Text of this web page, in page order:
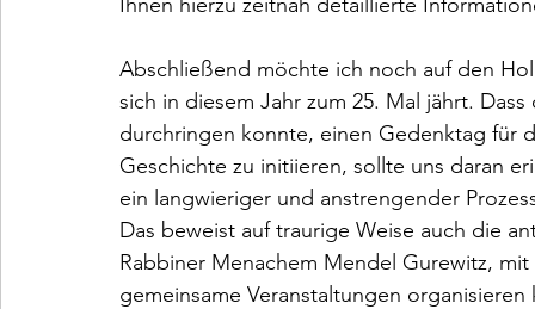
Abschließend möchte ich noch auf den
sich in diesem Jahr zum 25. Mal jährt.
durchringen konnte, einen Gedenktag für
Geschichte zu initiieren, sollte uns daran
ein langwieriger und anstrengender
Das beweist auf traurige Weise auch die
Rabbiner Menachem Mendel Gurewitz,
gemeinsame Veranstaltungen organisieren